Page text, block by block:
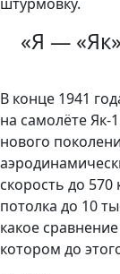
«Я —
В конце 1941
на самолёте Як-
нового
скорость до 570
потолка до 10
какое
котором до